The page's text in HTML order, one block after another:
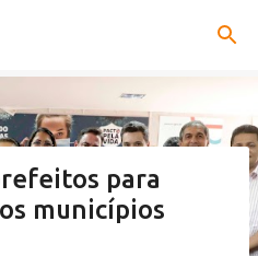
principal
para
municípios